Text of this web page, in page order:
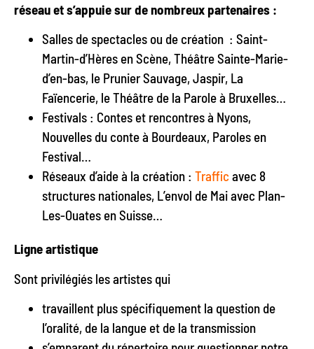
réseau et s’appuie sur de nombreux partenaires :
Salles de spectacles ou de création : Saint-
Martin-d’Hères en Scène, Théâtre Sainte-Marie-
d’en-bas, le Prunier Sauvage, Jaspir, La
Faïencerie, le Théâtre de la Parole à Bruxelles…
Festivals : Contes et rencontres à Nyons,
Nouvelles du conte à Bourdeaux, Paroles en
Festival…
Réseaux d’aide à la création : Traffic avec 8
structures nationales, L’envol de Mai avec Plan-
Les-Ouates en Suisse…
Ligne artistique
Sont privilégiés les artistes qui
travaillent plus spécifiquement la question de
l’oralité, de la langue et de la transmission